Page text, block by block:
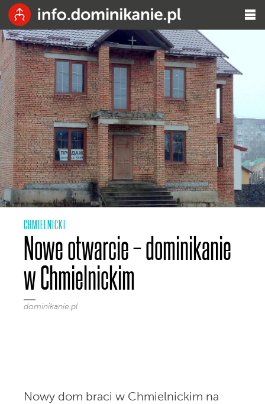
CHMIELNICKI
Nowe otwarcie – dominikanie
w Chmielnickim
dominikanie.pl
Nowy dom braci w Chmielnickim na